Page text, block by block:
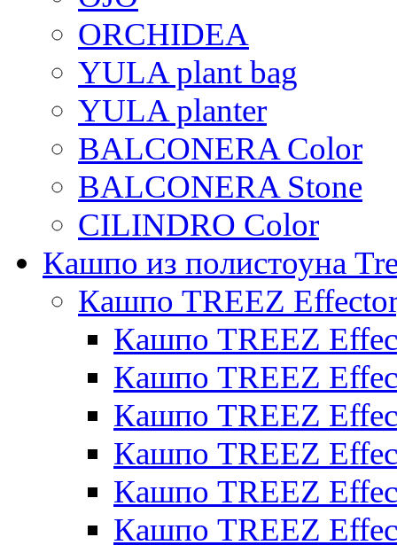
ORCHIDEA
YULA plant bag
YULA planter
BALCONERA Color
BALCONERA Stone
CILINDRO Color
Кашпо из полистоуна
Кашпо TREEZ
Кашпо TREEZ
Кашпо TREEZ
Кашпо TREEZ
Кашпо TREEZ
Кашпо TREEZ
Кашпо TREEZ